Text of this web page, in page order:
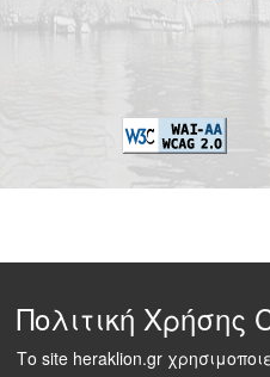
Πολιτική Χρήσης
Το site heraklion.gr